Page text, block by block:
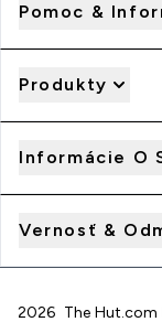
Pomoc &
Produkty
Informácie O
Vernosť &
2026 The Hut.com